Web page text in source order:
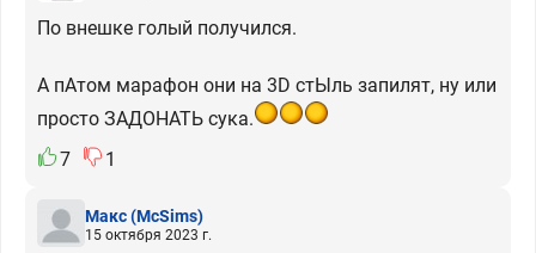
По внешке голый получился.
А пАтом марафон они на 3D стЫль запилят, ну или
просто ЗАДОНАТЬ сука.
7
1
Макс(McSims)
15 октября 2023 г.